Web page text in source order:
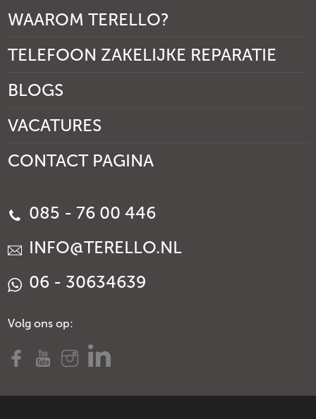
WAAROM TERELLO?
TELEFOON ZAKELIJKE REPARATIE
BLOGS
VACATURES
CONTACT PAGINA
085 - 76 00 446
INFO@TERELLO.NL
06 - 30634639
Volg ons op: